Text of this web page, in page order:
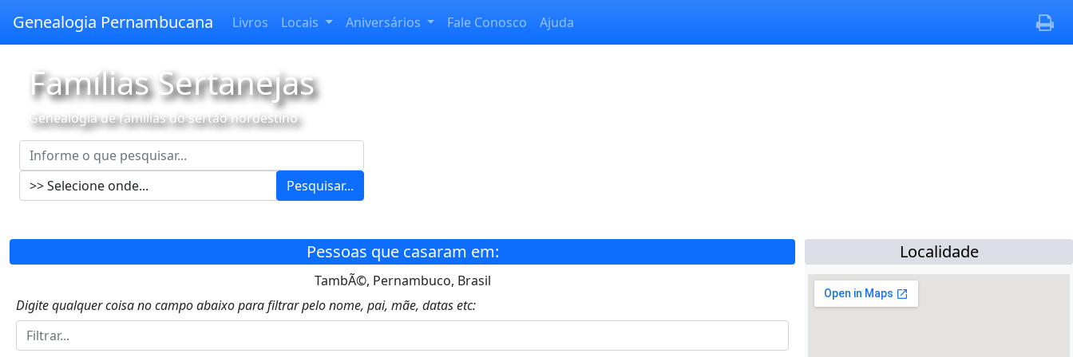
Genealogia Pernambucana Livros Locais Aniversários Fale Conosco Ajuda
Famílias Sertanejas
Genealogia de famílias do sertão nordestino
Pesquisar...
Pessoas que casaram em:
TambÃ©, Pernambuco, Brasil
Digite qualquer coisa no campo abaixo para filtrar pelo nome, pai, mãe, datas etc:
Localidade